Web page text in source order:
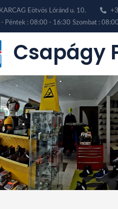
Eötvös Lóránd u. 10.
- Péntek : 08:00 - 16:30 Szombat :
Csapágy